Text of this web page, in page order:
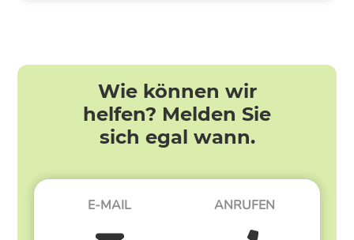
Wie können wir
helfen? Melden Sie
sich egal wann.
E-MAIL ANRUFEN